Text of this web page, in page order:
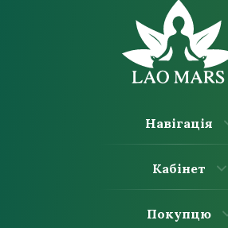
Навігація
Кабінет
Покупцю